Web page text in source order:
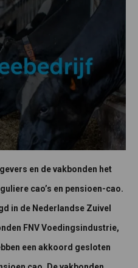
en de vakbonden het
cao’s en pensioen-cao.
in de Nederlandse Zuivel
FNV Voedingsindustrie,
een akkoord gesloten